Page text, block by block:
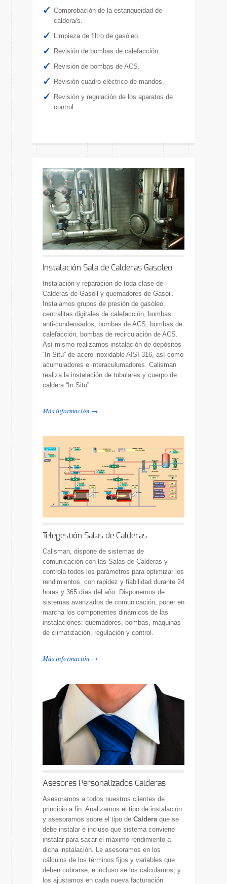
Comprobación de la estanqueidad de
caldera/s.
Limpieza de filtro de gasóleo.
Revisión de bombas de calefacción.
Revisión de bombas de ACS.
Revisión cuadro eléctrico de mandos.
Revisión y regulación de los aparatos de
control.
Instalación Sala de Calderas Gasoleo
Instalación y reparación de toda clase de
Calderas de Gasoil y quemadores de Gasoil.
Instalamos grupos de presión de gasóleo,
centralitas digitales de calefacción, bombas
anti-condensados, bombas de ACS, bombas de
calefacción, bombas de recirculación de ACS.
Así mismo realizamos instalación de depósitos
“In Situ” de acero inoxidable AISI 316, así como
acumuladores e interaculumadores. Calisman
realiza la instalación de tubulares y cuerpo de
caldera “In Situ”.
Más información →
Telegestión Salas de Calderas
Calisman, dispone de sistemas de
comunicación con las Salas de Calderas y
controla todos los parámetros para optimizar los
rendimientos, con rapidez y fiabilidad durante 24
horas y 365 días del año. Disponemos de
sistemas avanzados de comunicación, poner en
marcha los componentes dinámicos de las
instalaciones: quemadores, bombas, máquinas
de climatización, regulación y control.
Más información →
Asesores Personalizados Calderas
Asesoramos a todos nuestros clientes de
principio a fin. Analizamos el tipo de instalación
y asesoramos sobre el tipo de Calderaque se
debe instalar e incluso que sistema conviene
instalar para sacar el máximo rendimiento a
dicha instalación. Le asesoramos en los
cálculos de los términos fijos y variables que
deben cobrarse, e incluso se los calculamos, y
los ajustamos en cada nueva facturación.